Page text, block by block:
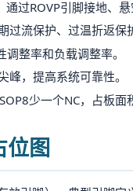
通过ROVP引脚接地、
过流保护、过温折返
调整率和负载调整率。
峰，提高系统可靠性。
少一个NC，占板面
位图